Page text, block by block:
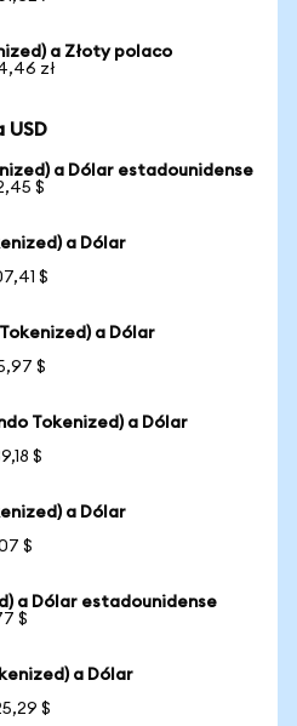
a Złoty polaco
zł
USD
a Dólar estadounidense
$
a Dólar
$
a Dólar
$
Tokenized) a Dólar
$
a Dólar
$
a Dólar estadounidense
$
a Dólar
$